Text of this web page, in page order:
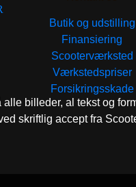
Butik og udstilling
Finansiering
Scooterværksted
Værkstedspriser
Forsikringsskade
alle billeder, al tekst og
skriftlig accept fra